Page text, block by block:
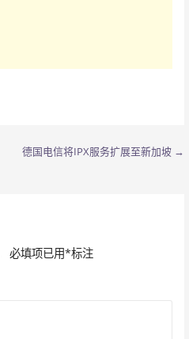
德国电信将IPX服务扩展至新加坡 →
必填项已用*标注